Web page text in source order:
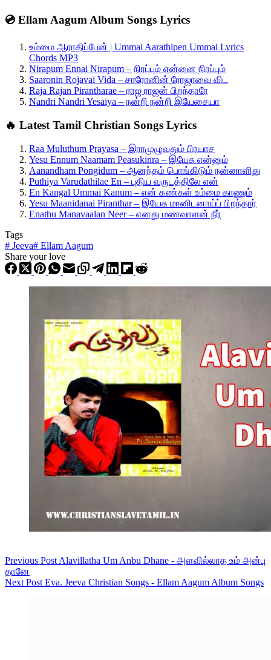
💿 Ellam Aagum Album Songs Lyrics
உம்மை ஆராதிப்பேன் | Ummai Aarathipen Ummai Lyrics
Chords MP3
Nirapum Ennai Nirapum – நிரப்பும் என்னை நிரப்பும்
Saaronin Rojavai Vida – சாரோனின் ரோஜாவை விட
Raja Rajan Pirantharae – ராஜ ராஜன் பிறந்தாரே
Nandri Nandri Yesaiya – நன்றி நன்றி இயேசையா
🔥 Latest Tamil Christian Songs Lyrics
Raa Muluthum Prayasa – இராமுழுவதும் பிரயாச
Yesu Ennum Naamam Peasukinra – இயேசு என்னும்
Aanandham Pongidum – ஆனந்தம் பொங்கிடும் நன்னாளிது
Puthiya Varudathilae En – புதிய வருடத்திலே என்
En Kangal Ummai Kanum – என் கண்கள் உம்மை காணும்
Yesu Maanidanai Piranthar – இயேசு மானிடனாய்ப் பிறந்தார்
Enathu Manavaalan Neer – எனது மணவாளன் நீர்
Tags
# Jeeva# Ellam Aagum
Share your love
Previous Post Alavillatha Um Anbu Dhane - அளவில்லாத உம் அன்பு
தானே
Next Post Eva. Jeeva Christian Songs - Ellam Aagum Album Songs